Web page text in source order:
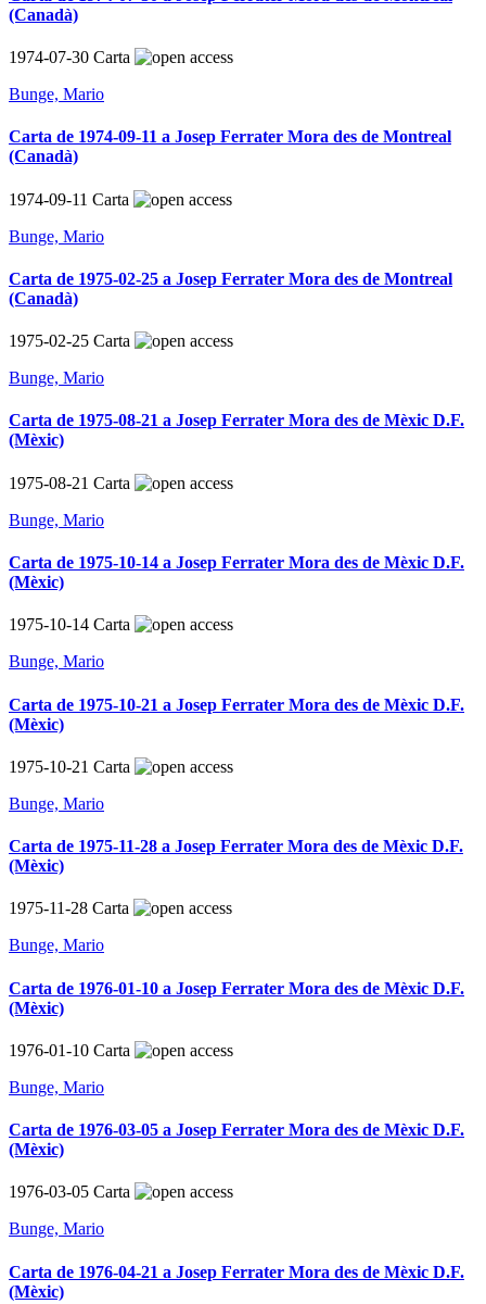
(Canadà)
1974-07-30 Carta
Bunge, Mario
Carta de 1974-09-11 a Josep Ferrater Mora des de Montreal
(Canadà)
1974-09-11 Carta
Bunge, Mario
Carta de 1975-02-25 a Josep Ferrater Mora des de Montreal
(Canadà)
1975-02-25 Carta
Bunge, Mario
Carta de 1975-08-21 a Josep Ferrater Mora des de Mèxic D.F.
(Mèxic)
1975-08-21 Carta
Bunge, Mario
Carta de 1975-10-14 a Josep Ferrater Mora des de Mèxic D.F.
(Mèxic)
1975-10-14 Carta
Bunge, Mario
Carta de 1975-10-21 a Josep Ferrater Mora des de Mèxic D.F.
(Mèxic)
1975-10-21 Carta
Bunge, Mario
Carta de 1975-11-28 a Josep Ferrater Mora des de Mèxic D.F.
(Mèxic)
1975-11-28 Carta
Bunge, Mario
Carta de 1976-01-10 a Josep Ferrater Mora des de Mèxic D.F.
(Mèxic)
1976-01-10 Carta
Bunge, Mario
Carta de 1976-03-05 a Josep Ferrater Mora des de Mèxic D.F.
(Mèxic)
1976-03-05 Carta
Bunge, Mario
Carta de 1976-04-21 a Josep Ferrater Mora des de Mèxic D.F.
(Mèxic)